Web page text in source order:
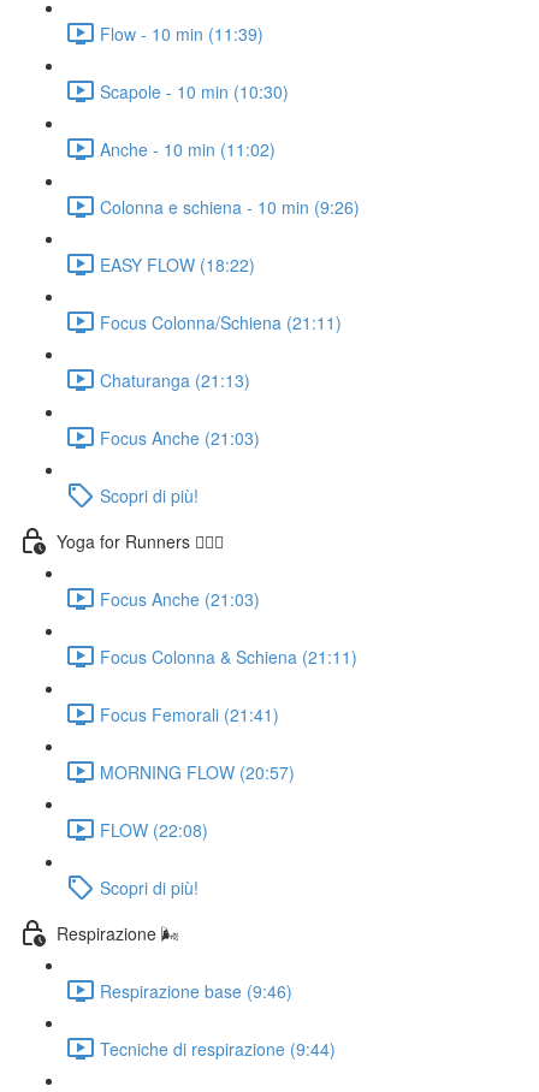
Flow - 10 min (11:39)
Scapole - 10 min (10:30)
Anche - 10 min (11:02)
Colonna e schiena - 10 min (9:26)
EASY FLOW (18:22)
Focus Colonna/Schiena (21:11)
Chaturanga (21:13)
Focus Anche (21:03)
Scopri di più!
Yoga for Runners 🏃🏼‍♀️
Focus Anche (21:03)
Focus Colonna & Schiena (21:11)
Focus Femorali (21:41)
MORNING FLOW (20:57)
FLOW (22:08)
Scopri di più!
Respirazione 🌬️
Respirazione base (9:46)
Tecniche di respirazione (9:44)